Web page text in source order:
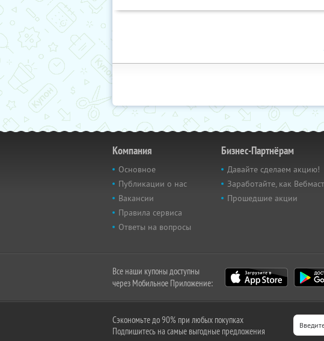
Компания
Основное
Публикации о нас
Вакансии
Правила сервиса
Ответы на вопросы
Бизнес-Партнёрам
Давайте сделаем акцию!
Заработайте, как
Прошедшие акции
Все наши купоны доступны
через Мобильное Приложение:
Сэкономьте до 90% при любых покупках
Подпишитесь на самые выгодные предложения